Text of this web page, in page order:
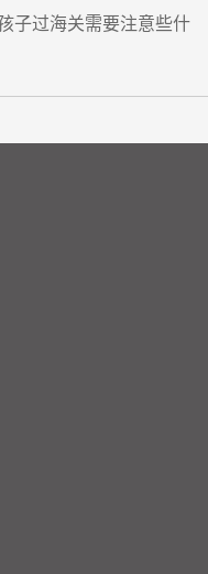
子过海关需要注意些什